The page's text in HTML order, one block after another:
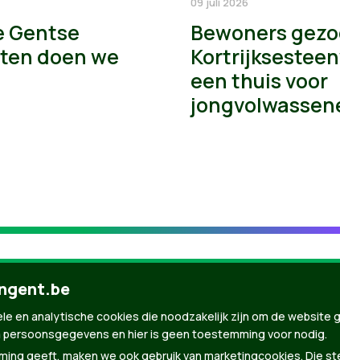
Gentse
doen we
Bewoners
een thuis voor
en analytische cookies die noodzakelijk zijn om de website
en hier is geen toestemming voor nodig.
geeft, maken we ook gebruik van marketingcookies. Die